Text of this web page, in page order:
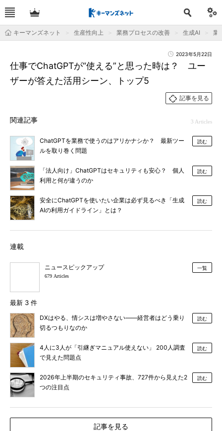
キーマンズネット 生産性向上 業務プロセスの改善 生成AI 業
2023年5月22日
仕事でChatGPTが“使える”と思った時は？ ユー
ザーが答えた活用シーン、トップ5
記事を見る
関連記事 3 Articles
ChatGPTを業務で使うのはアリかナシか？ 最新ツー
ルを取り巻く問題
読む
「法人向け」ChatGPTはセキュリティも安心？ 個人
利用と何が違うのか
読む
安全にChatGPTを使いたい企業は必ず見るべき「生成
AIの利用ガイドライン」とは？
読む
連載
ニュースピックアップ
679 Articles
一覧
最新 3 件
DXはやる、情シスは増やさない――経営者はどう乗り
切るつもりなのか
読む
4人に3人が「引継ぎマニュアル使えない」 200人調査
で見えた問題点
読む
2026年上半期のセキュリティ事故、727件から見えた2
つの注目点
読む
記事を見る